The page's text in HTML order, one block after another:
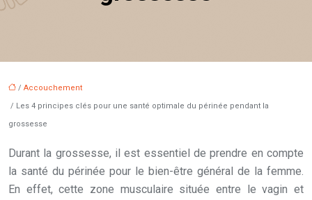
/ Accouchement
/ Les 4 principes clés pour une santé optimale du périnée pendant la
grossesse
Durant la grossesse, il est essentiel de prendre en compte
la santé du périnée pour le bien-être général de la femme.
En effet, cette zone musculaire située entre le vagin et